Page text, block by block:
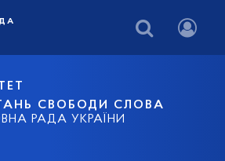
СВОБОДИ СЛОВА
РАДА УКРАЇНИ